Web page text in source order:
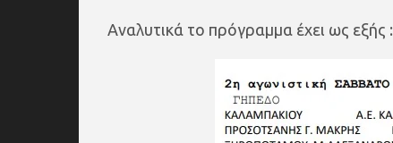
Αναλυτικά το πρόγραμμα έχει ως εξής :